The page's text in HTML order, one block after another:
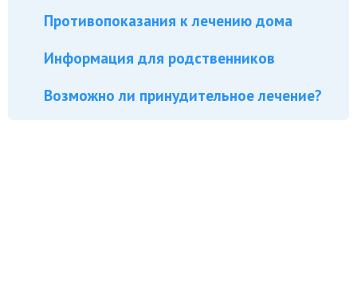
Противопоказания к лечению дома
Информация для родственников
Возможно ли принудительное лечение?